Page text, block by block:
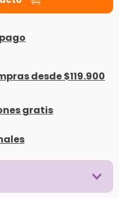
desde $119.900
gratis